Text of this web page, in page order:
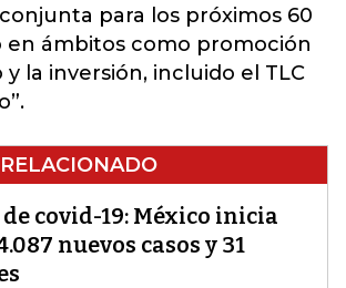
para los próximos 60
en ámbitos como promoción
la inversión, incluido el TLC
covid-19: México inicia
nuevos casos y 31